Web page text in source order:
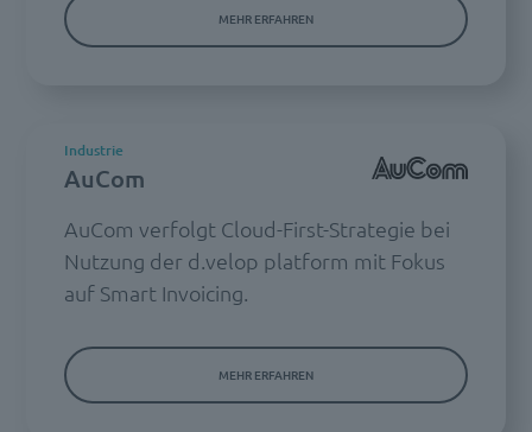
MEHR ERFAHREN
AuCom
Industrie
AuCom verfolgt Cloud-First-Strategie bei
Nutzung der d.velop platform mit Fokus
auf Smart Invoicing.
MEHR ERFAHREN